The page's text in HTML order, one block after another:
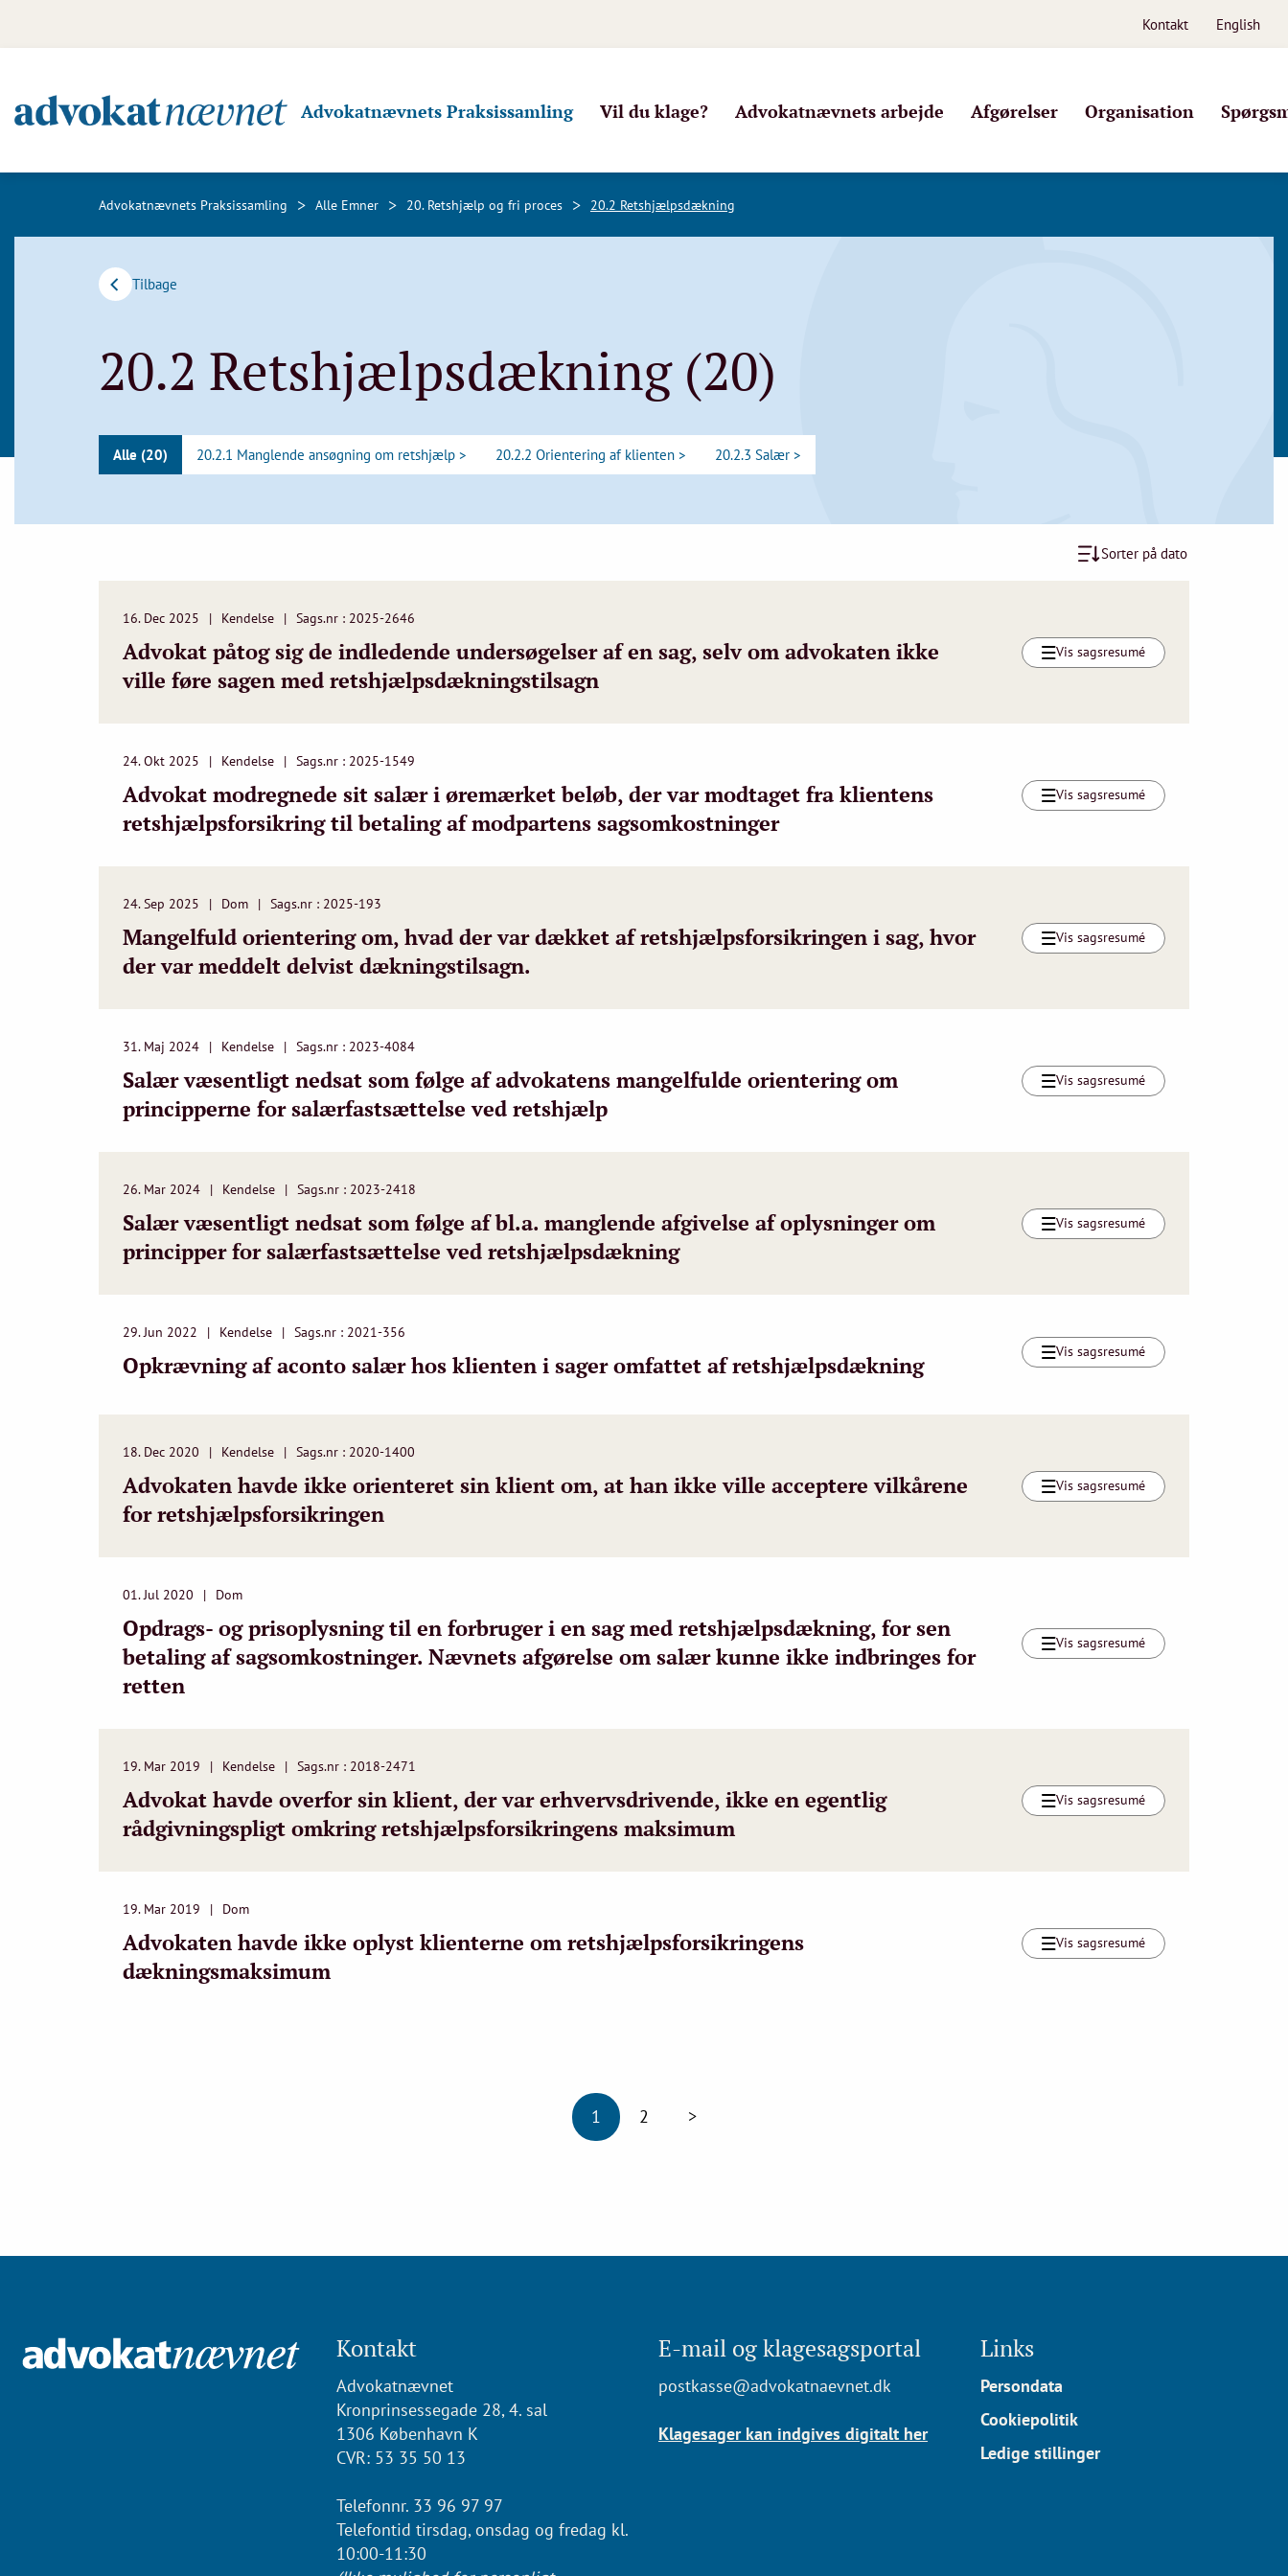
Kontakt English
Advokatnævnets Praksissamling Vil du klage? Advokatnævnets arbejde Afgørelser Organisation
Advokatnævnets Praksissamling > Alle Emner > 20. Retshjælp og fri proces > 20.2 Retshjælpsdækning
Tilbage
20.2 Retshjælpsdækning (20)
Alle (20) 20.2.1 Manglende ansøgning om retshjælp > 20.2.2 Orientering af klienten > 20.2.3 Salær >
Sorter på dato
16. Dec 2025 Kendelse Sags.nr : 2025-2646
Advokat påtog sig de indledende undersøgelser af en sag, selv om advokaten ikke
ville føre sagen med retshjælpsdækningstilsagn
Vis sagsresumé
24. Okt 2025 Kendelse Sags.nr : 2025-1549
Advokat modregnede sit salær i øremærket beløb, der var modtaget fra klientens
retshjælpsforsikring til betaling af modpartens sagsomkostninger
Vis sagsresumé
24. Sep 2025 Dom Sags.nr : 2025-193
Mangelfuld orientering om, hvad der var dækket af retshjælpsforsikringen i sag, hvor
der var meddelt delvist dækningstilsagn.
Vis sagsresumé
31. Maj 2024 Kendelse Sags.nr : 2023-4084
Salær væsentligt nedsat som følge af advokatens mangelfulde orientering om
principperne for salærfastsættelse ved retshjælp
Vis sagsresumé
26. Mar 2024 Kendelse Sags.nr : 2023-2418
Salær væsentligt nedsat som følge af bl.a. manglende afgivelse af oplysninger om
principper for salærfastsættelse ved retshjælpsdækning
Vis sagsresumé
29. Jun 2022 Kendelse Sags.nr : 2021-356
Opkrævning af aconto salær hos klienten i sager omfattet af retshjælpsdækning Vis sagsresumé
18. Dec 2020 Kendelse Sags.nr : 2020-1400
Advokaten havde ikke orienteret sin klient om, at han ikke ville acceptere vilkårene
for retshjælpsforsikringen
Vis sagsresumé
01. Jul 2020 Dom
Opdrags- og prisoplysning til en forbruger i en sag med retshjælpsdækning, for sen
betaling af sagsomkostninger. Nævnets afgørelse om salær kunne ikke indbringes for
retten
Vis sagsresumé
19. Mar 2019 Kendelse Sags.nr : 2018-2471
Advokat havde overfor sin klient, der var erhvervsdrivende, ikke en egentlig
rådgivningspligt omkring retshjælpsforsikringens maksimum
Vis sagsresumé
19. Mar 2019 Dom
Advokaten havde ikke oplyst klienterne om retshjælpsforsikringens
dækningsmaksimum
Vis sagsresumé
1 2 >
Kontakt
Advokatnævnet
Kronprinsessegade 28, 4. sal
1306 København K
CVR: 53 35 50 13
Telefonnr. 33 96 97 97
Telefontid tirsdag, onsdag og fredag kl.
10:00-11:30
E-mail og klagesagsportal
postkasse@advokatnaevnet.dk
Klagesager kan indgives digitalt her
Links
Persondata
Cookiepolitik
Ledige stillinger